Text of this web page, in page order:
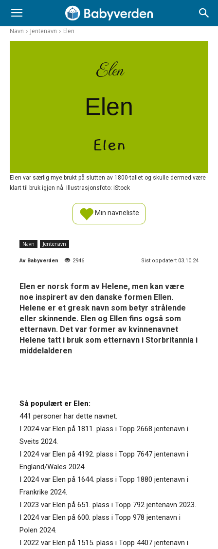
Navn Jentenavn Elen
Elen
Elen
Elen
Elen var særlig mye brukt på slutten av 1800-tallet og skulle dermed være
klart til bruk igjen nå. Illustrasjonsfoto: iStock
Min navneliste
Navn Jentenavn
Av Babyverden 2946 Sist oppdatert 03.10.24
Elen er norsk form av Helene, men kan være
noe inspirert av den danske formen Ellen.
Helene er et gresk navn som betyr strålende
eller skinnende. Elen og Ellen fins også som
etternavn. Det var former av kvinnenavnet
Helene tatt i bruk som etternavn i Storbritannia i
middelalderen
Så populært er Elen:
441 personer har dette navnet.
I 2024 var Elen på 1811. plass i Topp 2668 jentenavn i
Sveits 2024.
I 2024 var Elen på 4192. plass i Topp 7647 jentenavn i
England/Wales 2024.
I 2024 var Elen på 1644. plass i Topp 1880 jentenavn i
Frankrike 2024.
I 2023 var Elen på 651. plass i Topp 792 jentenavn 2023.
I 2024 var Elen på 600. plass i Topp 978 jentenavn i
Polen 2024.
I 2022 var Elen på 1515. plass i Topp 4407 jentenavn i